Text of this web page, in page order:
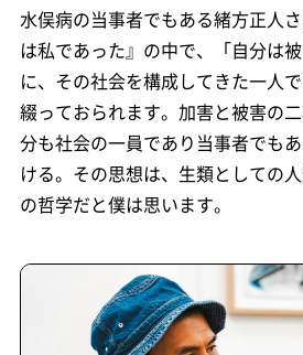
水俣病の当事者でもある緒方正人
は私であった』の中で、「自分は
に、その社会を構成してきた一人
綴っておられます。加害と被害の
分も社会の一員であり当事者でも
ける。その思想は、生類としての
の哲学だと僕は思います。